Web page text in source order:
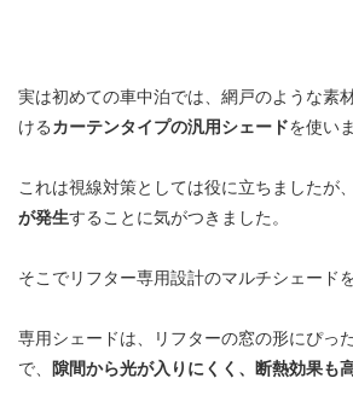
実は初めての車中泊では、網戸のような素
けるカーテンタイプの汎用シェードを使い
これは視線対策としては役に立ちましたが
が発生することに気がつきました。
そこでリフター専用設計のマルチシェードを
専用シェードは、リフターの窓の形にぴっ
で、 隙間から光が入りにくく、断熱効果も